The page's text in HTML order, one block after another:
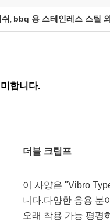
, bbq 용 스테인레스 스틸
합니다.
더블 크림프
이 사양은 "Vibro
니다.다양한 응용 분
오래 착용 가능 평평